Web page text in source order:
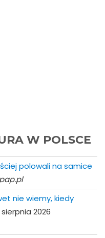
W POLSCE
polowali na samice
nie wiemy, kiedy
2026